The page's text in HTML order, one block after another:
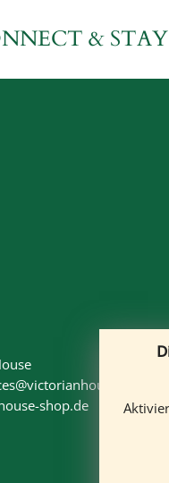
&
shop.de
shop.de